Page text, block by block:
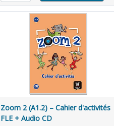
Zoom 2 (A1.2) – Cahier d'activités
FLE + Audio CD